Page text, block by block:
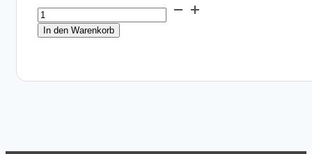
Canon
imagePrograf
PRO-
Menge
In den Warenkorb